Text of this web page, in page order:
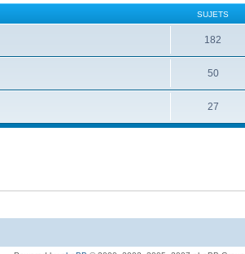
SUJETS
182
50
27